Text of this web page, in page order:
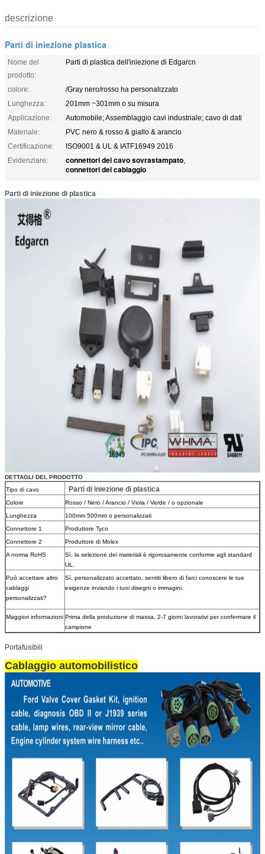
descrizione
Parti di iniezione plastica
Nome del
prodotto:
Parti di plastica dell'iniezione di Edgarcn
colore:
/Gray nero/rosso ha personalizzato
Lunghezza:
201mm ~301mm o su misura
Applicazione:
Automobile; Assemblaggio cavi industriale; cavo di dati
Materiale:
PVC nero & rosso & giallo & arancio
Certificazione:
ISO9001 & UL & IATF16949 2016
Evidenziare:
connettori del cavo sovrastampato,
connettori del cablaggio
Parti di iniezione di plastica
DETTAGLI DEL PRODOTTO
Tipo di cavo
Parti di iniezione di plastica
Colore
Rosso / Nero / Arancio / Viola / Verde / o opzionale
Lunghezza
100mm 500mm o personalizzati
Connettore 1
Produttore Tyco
Connettore 2
Produttore di Molex
A norma RoHS
Sì, la selezione dei materiali è rigorosamente conforme agli standard
UL.
Può accettare altro
cablaggi
personalizzati?
Sì, personalizzato accettato, sentiti libero di farci conoscere le tue
esigenze inviando i tuoi disegni o immagini.
Maggiori informazioni Prima della produzione di massa, 2-7 giorni lavorativi per confermare il
campione
Portafusibili
Cablaggio automobilistico